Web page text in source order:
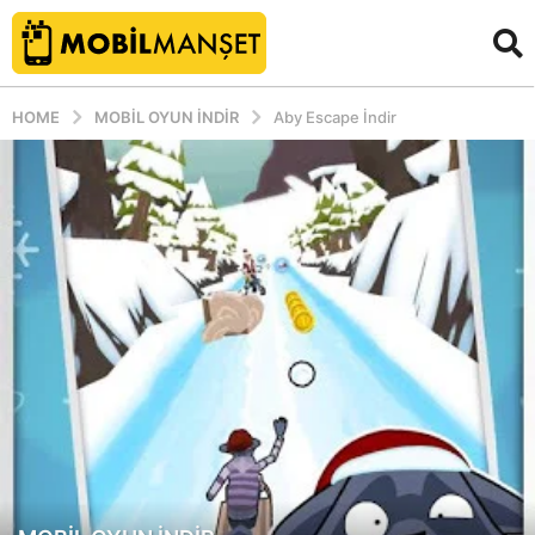
HOME MOBIL OYUN INDIR Aby Escape İndir